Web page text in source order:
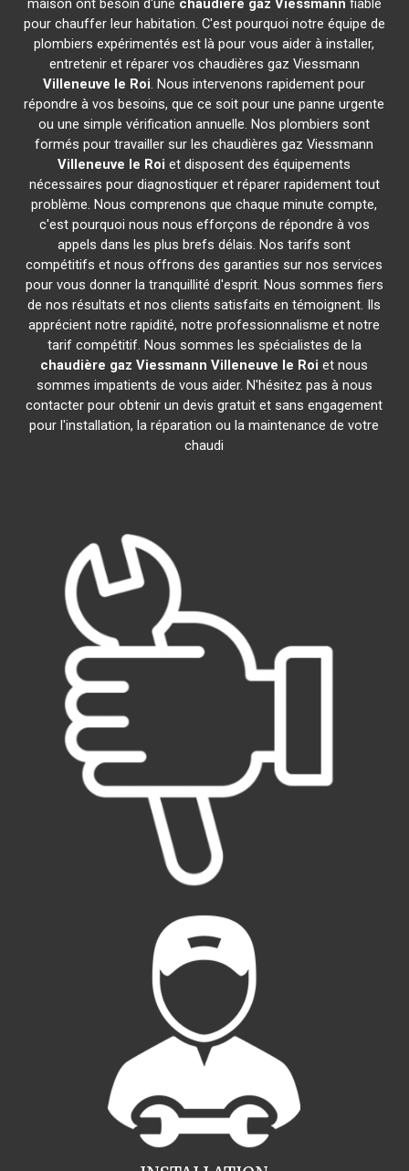
maison ont besoin d'une chaudière gaz Viessmann fiable
pour chauffer leur habitation. C'est pourquoi notre équipe de
plombiers expérimentés est là pour vous aider à installer,
entretenir et réparer vos chaudières gaz Viessmann
Villeneuve le Roi. Nous intervenons rapidement pour
répondre à vos besoins, que ce soit pour une panne urgente
ou une simple vérification annuelle. Nos plombiers sont
formés pour travailler sur les chaudières gaz Viessmann
Villeneuve le Roi et disposent des équipements
nécessaires pour diagnostiquer et réparer rapidement tout
problème. Nous comprenons que chaque minute compte,
c'est pourquoi nous nous efforçons de répondre à vos
appels dans les plus brefs délais. Nos tarifs sont
compétitifs et nous offrons des garanties sur nos services
pour vous donner la tranquillité d'esprit. Nous sommes fiers
de nos résultats et nos clients satisfaits en témoignent. Ils
apprécient notre rapidité, notre professionnalisme et notre
tarif compétitif. Nous sommes les spécialistes de la
chaudière gaz Viessmann Villeneuve le Roi et nous
sommes impatients de vous aider. N'hésitez pas à nous
contacter pour obtenir un devis gratuit et sans engagement
pour l'installation, la réparation ou la maintenance de votre
chaudi